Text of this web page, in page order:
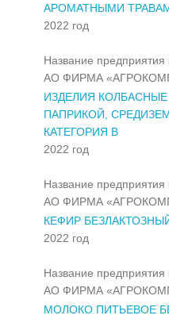
АРОМАТНЫМИ
2022 год
Название предприятия
АО ФИРМА
ИЗДЕЛИЯ
ПАПРИКОЙ,
КАТЕГОРИЯ В
2022 год
Название предприятия
АО ФИРМА
КЕФИР
2022 год
Название предприятия
АО ФИРМА
МОЛОКО ПИТЬЕВОЕ